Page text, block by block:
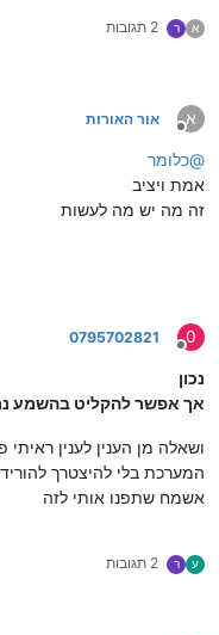
א ר 2 תגובות
א
מנותק
אור האורות
@כלומר
אמת ויציב
זה מה יש מה לעשות
0
מנותק
0795702821
נכון
אך אפשר להקליט בהשמע
ושאלה מן הענין לענין
המערכת בלי להיצטרך
אשמח שתפנו אותי לזה
ע ר 2 תגובות